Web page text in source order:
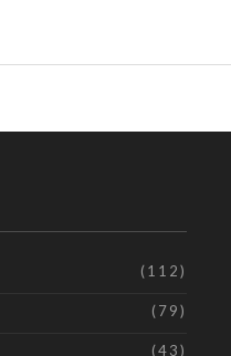
(112)
(79)
(43)